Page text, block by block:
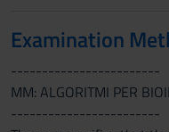
Examination
------------------------
MM: ALGORITMI PER
------------------------